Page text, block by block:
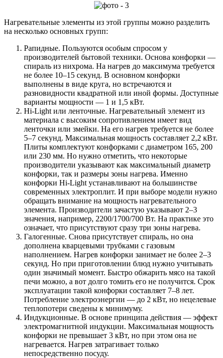
Нагревательные элементы из этой группы можно разделить
на несколько основных групп:
Рапидные. Пользуются особым спросом у
производителей бытовой техники. Основа конфорки —
спираль из нихрома. На нагрев до максимума требуется
не более 10–15 секунд. В основном конфорки
выполнены в виде круга, но встречаются и
разновидности квадратной или иной формы. Доступные
варианты мощности — 1 и 1,5 кВт.
Hi-Light или ленточные. Нагревательный элемент из
материала с высоким сопротивлением имеет вид
ленточки или змейки. На его нагрев требуется не более
5–7 секунд. Максимальная мощность составляет 2,2 кВт.
Плиты комплектуют конфорками с диаметром 165, 200
или 230 мм. Но нужно отметить, что некоторые
производители указывают как максимальный диаметр
конфорки, так и размеры зоны нагрева. Именно
конфорки Hi-Light устанавливают на большинстве
современных электроплит. И при выборе модели нужно
обращать внимание на мощность нагревательного
элемента. Производители зачастую указывают 2–3
значения, например, 2200/1700/700 Вт. На практике это
означает, что присутствуют сразу три зоны нагрева.
Галогенные. Снова присутствует спираль, но она
дополнена кварцевыми трубками с газовым
наполнением. Нагрев конфорки занимает не более 2–3
секунд. Но при приготовлении блюд нужно учитывать
один значимый момент. Быстро обжарить мясо на такой
печи можно, а вот долго томить его не получится. Срок
эксплуатации такой конфорки составляет 7–8 лет.
Потребление электроэнергии — до 2 кВт, но нецелевые
теплопотери сведены к минимуму.
Индукционные. В основе принципа действия — эффект
электромагнитной индукции. Максимальная мощность
конфорки не превышает 3 кВт, но при этом она не
нагревается. Нагрев затрагивает только
непосредственно посуду.